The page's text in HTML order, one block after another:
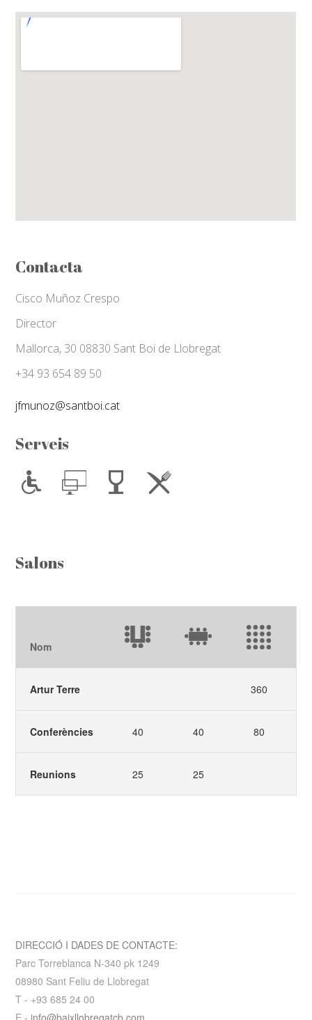
Contacta
Cisco Muñoz Crespo
Director
Mallorca, 30 08830 Sant Boi de Llobregat
+34 93 654 89 50
jfmunoz@santboi.cat
Serveis
Salons
Nom
Artur Terre 360
Conferències 40 40 80
Reunions 25 25
DIRECCIÓ I DADES DE CONTACTE:
Parc Torreblanca N-340 pk 1249
08980 Sant Feliu de Llobregat
T - +93 685 24 00
E - info@baixllobregatcb.com